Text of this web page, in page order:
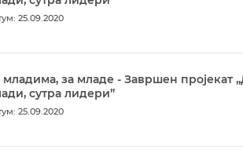
25.09.2020
младима, за младе - Завршен пројекат
сутра лидери”
25.09.2020